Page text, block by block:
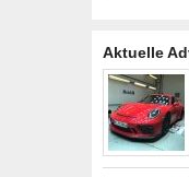
Aktuelle